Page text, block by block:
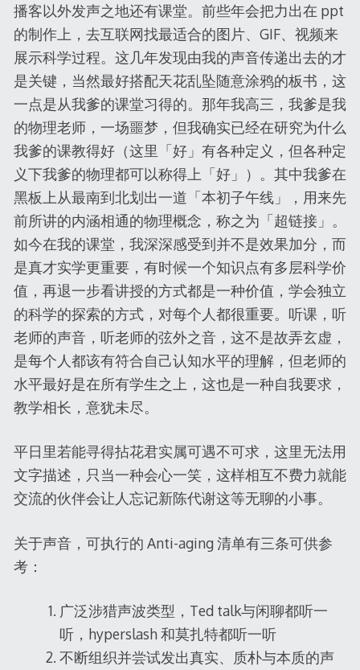
播客以外发声之地还有课堂。前些年会把力出在 ppt
的制作上，去互联网找最适合的图片、GIF、视频来
展示科学过程。这几年发现由我的声音传递出去的才
是关键，当然最好搭配天花乱坠随意涂鸦的板书，这
一点是从我爹的课堂习得的。那年我高三，我爹是我
的物理老师，一场噩梦，但我确实已经在研究为什么
我爹的课教得好（这里「好」有各种定义，但各种定
义下我爹的物理都可以称得上「好」）。其中我爹在
黑板上从最南到北划出一道「本初子午线」，用来先
前所讲的内涵相通的物理概念，称之为「超链接」。
如今在我的课堂，我深深感受到并不是效果加分，而
是真才实学更重要，有时候一个知识点有多层科学价
值，再退一步看讲授的方式都是一种价值，学会独立
的科学的探索的方式，对每个人都很重要。听课，听
老师的声音，听老师的弦外之音，这不是故弄玄虚，
是每个人都该有符合自己认知水平的理解，但老师的
水平最好是在所有学生之上，这也是一种自我要求，
教学相长，意犹未尽。
平日里若能寻得拈花君实属可遇不可求，这里无法用
文字描述，只当一种会心一笑，这样相互不费力就能
交流的伙伴会让人忘记新陈代谢这等无聊的小事。
关于声音，可执行的 Anti-aging 清单有三条可供参
考：
广泛涉猎声波类型，Ted talk与闲聊都听一
听，hyperslash 和莫扎特都听一听
不断组织并尝试发出真实、质朴与本质的声